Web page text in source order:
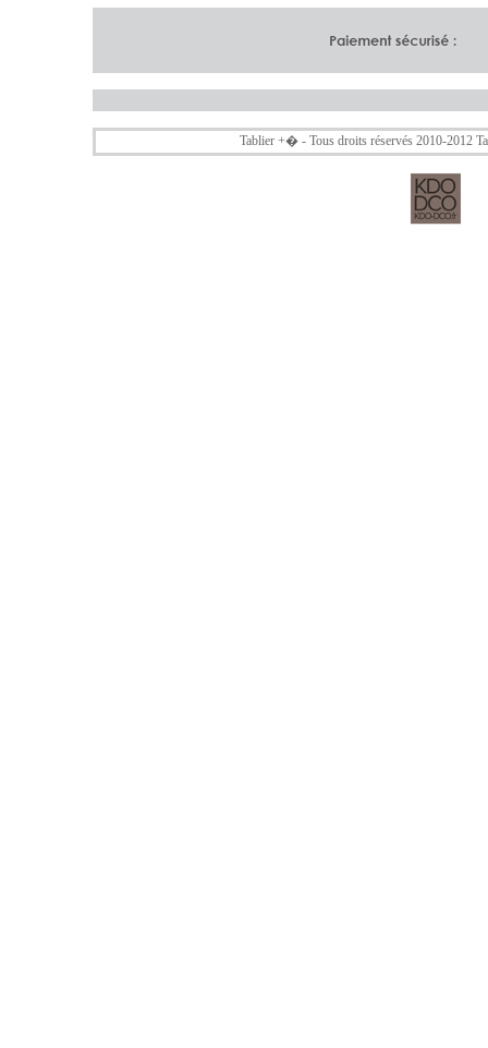
Tablier +� - Tous droits réservés 2010-2012